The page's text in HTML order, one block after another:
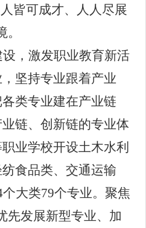
皆可成才、人人尽展
，激发职业教育新活
， 坚持专业跟着产业
各类专业建在产业链
链、创新链的专业体
业学校开设土木水利
食品类、交通运输
个大类79个专业。 聚焦
先发展新型专业、加